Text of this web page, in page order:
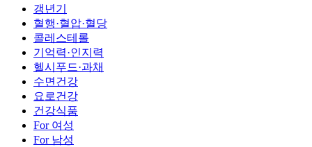
갱년기
혈행·혈압·혈당
콜레스테롤
기억력·인지력
헬시푸드·과채
수면건강
요로건강
건강식품
For 여성
For 남성